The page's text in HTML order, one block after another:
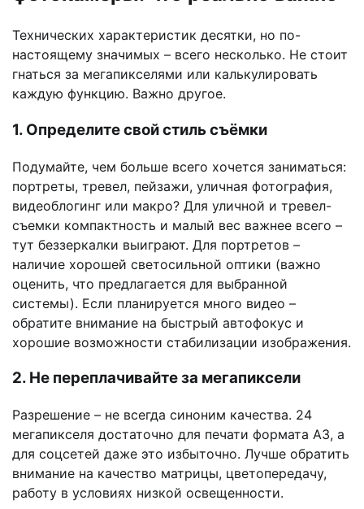
Технических характеристик десятки, но по-
настоящему значимых – всего несколько. Не стоит
гнаться за мегапикселями или калькулировать
каждую функцию. Важно другое.
1. Определите свой стиль съёмки
Подумайте, чем больше всего хочется заниматься:
портреты, тревел, пейзажи, уличная фотография,
видеоблогинг или макро? Для уличной и тревел-
съемки компактность и малый вес важнее всего –
тут беззеркалки выиграют. Для портретов –
наличие хорошей светосильной оптики (важно
оценить, что предлагается для выбранной
системы). Если планируется много видео –
обратите внимание на быстрый автофокус и
хорошие возможности стабилизации изображения.
2. Не переплачивайте за мегапиксели
Разрешение – не всегда синоним качества. 24
мегапикселя достаточно для печати формата A3, а
для соцсетей даже это избыточно. Лучше обратить
внимание на качество матрицы, цветопередачу,
работу в условиях низкой освещенности.